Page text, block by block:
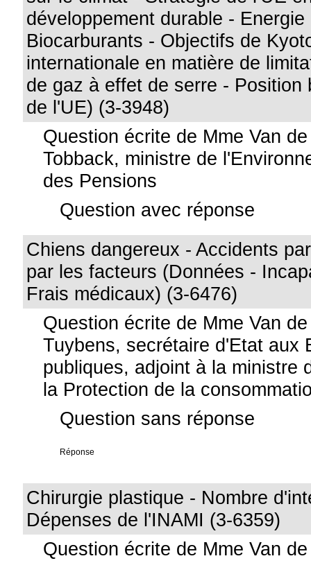
développement durable -
Biocarburants - Objectifs de
internationale en matière de
de gaz à effet de serre - Position
de l'UE) (3-3948)
Question écrite de Mme Van
Tobback, ministre de
des Pensions
Question avec réponse
Chiens dangereux - Accidents
par les facteurs (Données -
Frais médicaux) (3-6476)
Question écrite de Mme Van
Tuybens, secrétaire d'Etat aux
publiques, adjoint à la ministre
la Protection de la
Question sans réponse
Réponse
Chirurgie plastique - Nombre
Dépenses de l'INAMI (3-6359)
Question écrite de Mme Van